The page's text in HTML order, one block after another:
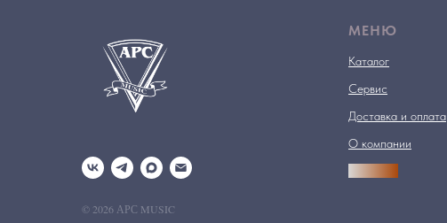
© 2026 АРС MUSIC
МЕНЮ
Каталог
Сервис
Доставка и оплата
О компании